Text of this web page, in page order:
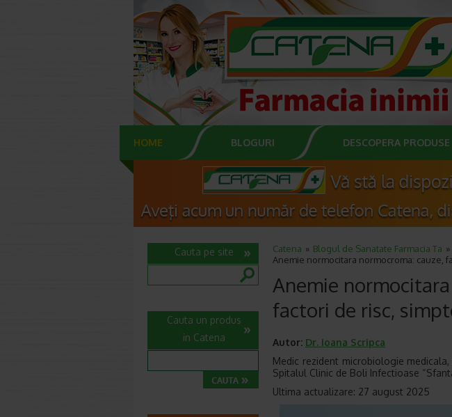
HOME BLOGURI DESCOPERA PRODUSE
Catena Blogul de Sanatate Farmacia Ta
Anemie normocitara normocroma: cauze,
Anemie
factori de risc,
Autor: Dr. Ioana Scripca
Medic rezident microbiologie
Spitalul Clinic de Boli Infectioase
Ultima actualizare: 27 august 2025
Cauta pe site
Cauta un produs
in Catena